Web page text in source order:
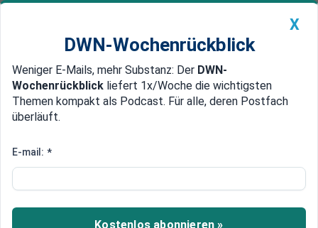
Newsticker MEIN DWN: Geldanlage Premium
Edelmetalle DWN-Magazin China
Shutdown in den USA:
Stillstand
X
DWN-Wochenrückblick
Weniger E-Mails, mehr Substanz: Der DWN-
Wochenrückblick liefert 1x/Woche die wichtigsten
Themen kompakt als Podcast. Für alle, deren Postfach
überläuft.
E-mail: *
Kostenlos abonnieren »